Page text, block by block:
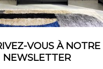
L83 x P23.4 x H173cm
10